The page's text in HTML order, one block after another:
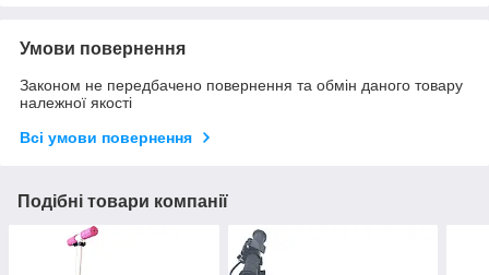
Умови повернення
Законом не передбачено повернення та обмін даного товару
належної якості
Всі умови повернення
Подібні товари компанії